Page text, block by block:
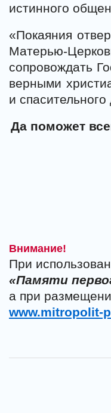
истинного
«Покаяния
Матерью-
сопровождать
верными
и
Да поможет
Внимание!
При
«Памяти
а при
www.mitropolit-